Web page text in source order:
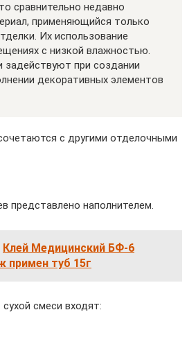
сравнительно недавно
применяющийся только
Их использование
с низкой влажностью.
задействуют при создании
декоративных элементов
с другими отделочными
представлено наполнителем.
Клей Медицинский БФ-6
примен туб 15г
смеси входят: